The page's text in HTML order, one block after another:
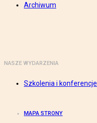
Archiwum
NASZE WYDARZENIA
Szkolenia i konferencje
MAPA STRONY